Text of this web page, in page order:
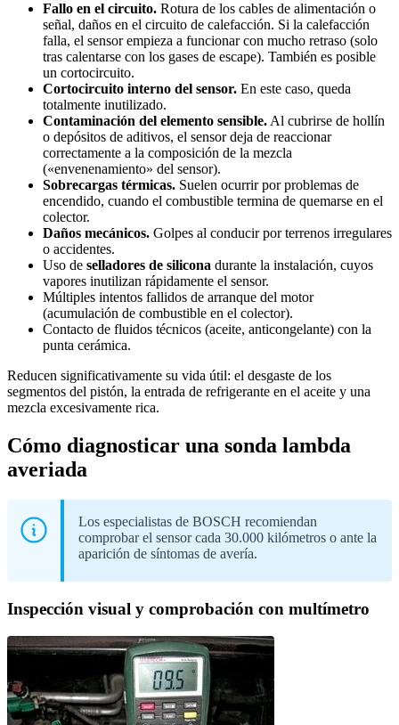
Fallo en el circuito. Rotura de los cables de alimentación o
señal, daños en el circuito de calefacción. Si la calefacción
falla, el sensor empieza a funcionar con mucho retraso (solo
tras calentarse con los gases de escape). También es posible
un cortocircuito.
Cortocircuito interno del sensor. En este caso, queda
totalmente inutilizado.
Contaminación del elemento sensible. Al cubrirse de hollín
o depósitos de aditivos, el sensor deja de reaccionar
correctamente a la composición de la mezcla
(«envenenamiento» del sensor).
Sobrecargas térmicas. Suelen ocurrir por problemas de
encendido, cuando el combustible termina de quemarse en el
colector.
Daños mecánicos. Golpes al conducir por terrenos irregulares
o accidentes.
Uso de selladores de silicona durante la instalación, cuyos
vapores inutilizan rápidamente el sensor.
Múltiples intentos fallidos de arranque del motor
(acumulación de combustible en el colector).
Contacto de fluidos técnicos (aceite, anticongelante) con la
punta cerámica.
Reducen significativamente su vida útil: el desgaste de los
segmentos del pistón, la entrada de refrigerante en el aceite y una
mezcla excesivamente rica.
Cómo diagnosticar una sonda lambda
averiada
Los especialistas de BOSCH recomiendan
comprobar el sensor cada 30.000 kilómetros o ante la
aparición de síntomas de avería.
Inspección visual y comprobación con multímetro